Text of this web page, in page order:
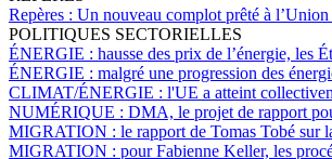
Repères : Un nouveau complot prêté à l’Union
POLITIQUES SECTORIELLES
ÉNERGIE : hausse des prix de l’énergie, les
ÉNERGIE : malgré une progression des
CLIMAT/ÉNERGIE : l'UE a atteint
NUMÉRIQUE : DMA, le projet de rapport
MIGRATION : le rapport de Tomas Tobé sur
MIGRATION : pour Fabienne Keller, les